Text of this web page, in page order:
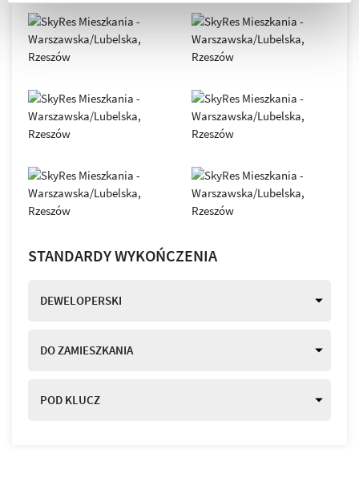
STANDARDY WYKOŃCZENIA
DEWELOPERSKI
DO ZAMIESZKANIA
POD KLUCZ